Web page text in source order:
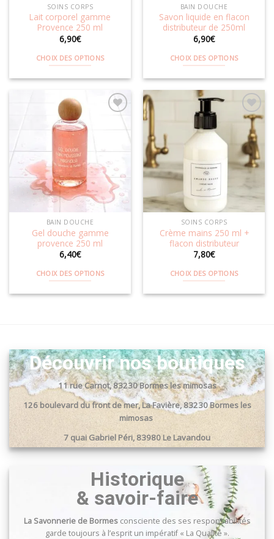
page
du
produit
page
du
produit
SOINS CORPS
Lait corporel gamme
Provence 250 ml
6,90€
CHOIX DES OPTIONS
a
plusieurs
variations.
Les
options
peuvent
être
choisies
sur
la
page
du
produit
BAIN DOUCHE
Savon liquide en flacon
distributeur de 250ml
6,90€
CHOIX DES OPTIONS
a
plusieurs
variations.
Les
peuvent
être
choisies
sur
la
page
du
produit
BAIN DOUCHE
Gel douche gamme
provence 250 ml
6,40€
CHOIX DES OPTIONS
Les
options
peuvent
être
choisies
sur
page
du
Ajouter
à la
wishlist
SOINS CORPS
Crème mains 250 ml +
flacon distributeur
7,80€
CHOIX DES OPTIONS
Les
options
peuvent
être
choisies
sur
la
page
du
produit
Découvrir nos boutiques
11 rue Carnot, 83230 Bormes les mimosas
126 boulevard du front de mer, La Favière, 83230 Bormes les
mimosas
7 quai Gabriel Péri, 83980 Le Lavandou
Historique
& savoir-faire
La Savonnerie de Bormesconsciente des ses responsabilités
garde toujours à l’esprit un impératif « La Qualité ».